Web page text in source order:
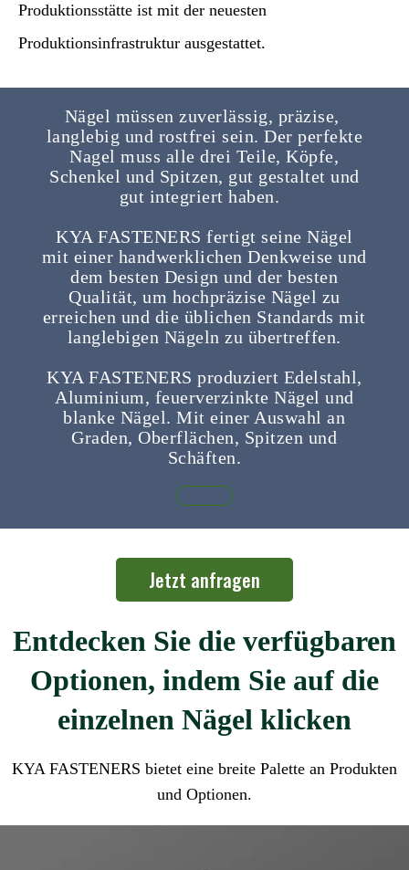
Produktionsstätte ist mit der neuesten
Produktionsinfrastruktur ausgestattet.
Nägel müssen zuverlässig, präzise, ​​
langlebig und rostfrei sein. Der perfekte
Nagel muss alle drei Teile, Köpfe,
Schenkel und Spitzen, gut gestaltet und
gut integriert haben.
KYA FASTENERS fertigt seine Nägel
mit einer handwerklichen Denkweise und
dem besten Design und der besten
Qualität, um hochpräzise Nägel zu
erreichen und die üblichen Standards mit
langlebigen Nägeln zu übertreffen.
KYA FASTENERS produziert Edelstahl,
Aluminium, feuerverzinkte Nägel und
blanke Nägel. Mit einer Auswahl an
Graden, Oberflächen, Spitzen und
Schäften.
Jetzt anfragen
Entdecken Sie die verfügbaren
Optionen, indem Sie auf die
einzelnen Nägel klicken
KYA FASTENERS bietet eine breite Palette an Produkten
und Optionen.